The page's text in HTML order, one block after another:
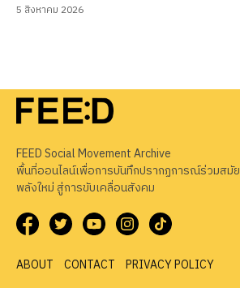
5 สิงหาคม 2026
FEED Social Movement Archive
พื้นที่ออนไลน์เพื่อการบันทึกปรากฏการณ์ร่วมสมัย
พลังใหม่ สู่การขับเคลื่อนสังคม
ABOUT CONTACT
PRIVACY POLICY